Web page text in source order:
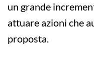
un grande
attuare azioni che
proposta.